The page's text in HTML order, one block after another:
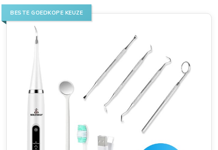
BESTE GOEDKOPE KEUZE